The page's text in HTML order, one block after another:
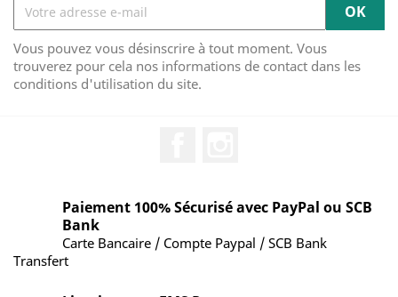
Vous pouvez vous désinscrire à tout moment. Vous
trouverez pour cela nos informations de contact dans les
conditions d'utilisation du site.
Paiement 100% Sécurisé avec PayPal ou SCB
Bank
Carte Bancaire / Compte Paypal / SCB Bank
Transfert